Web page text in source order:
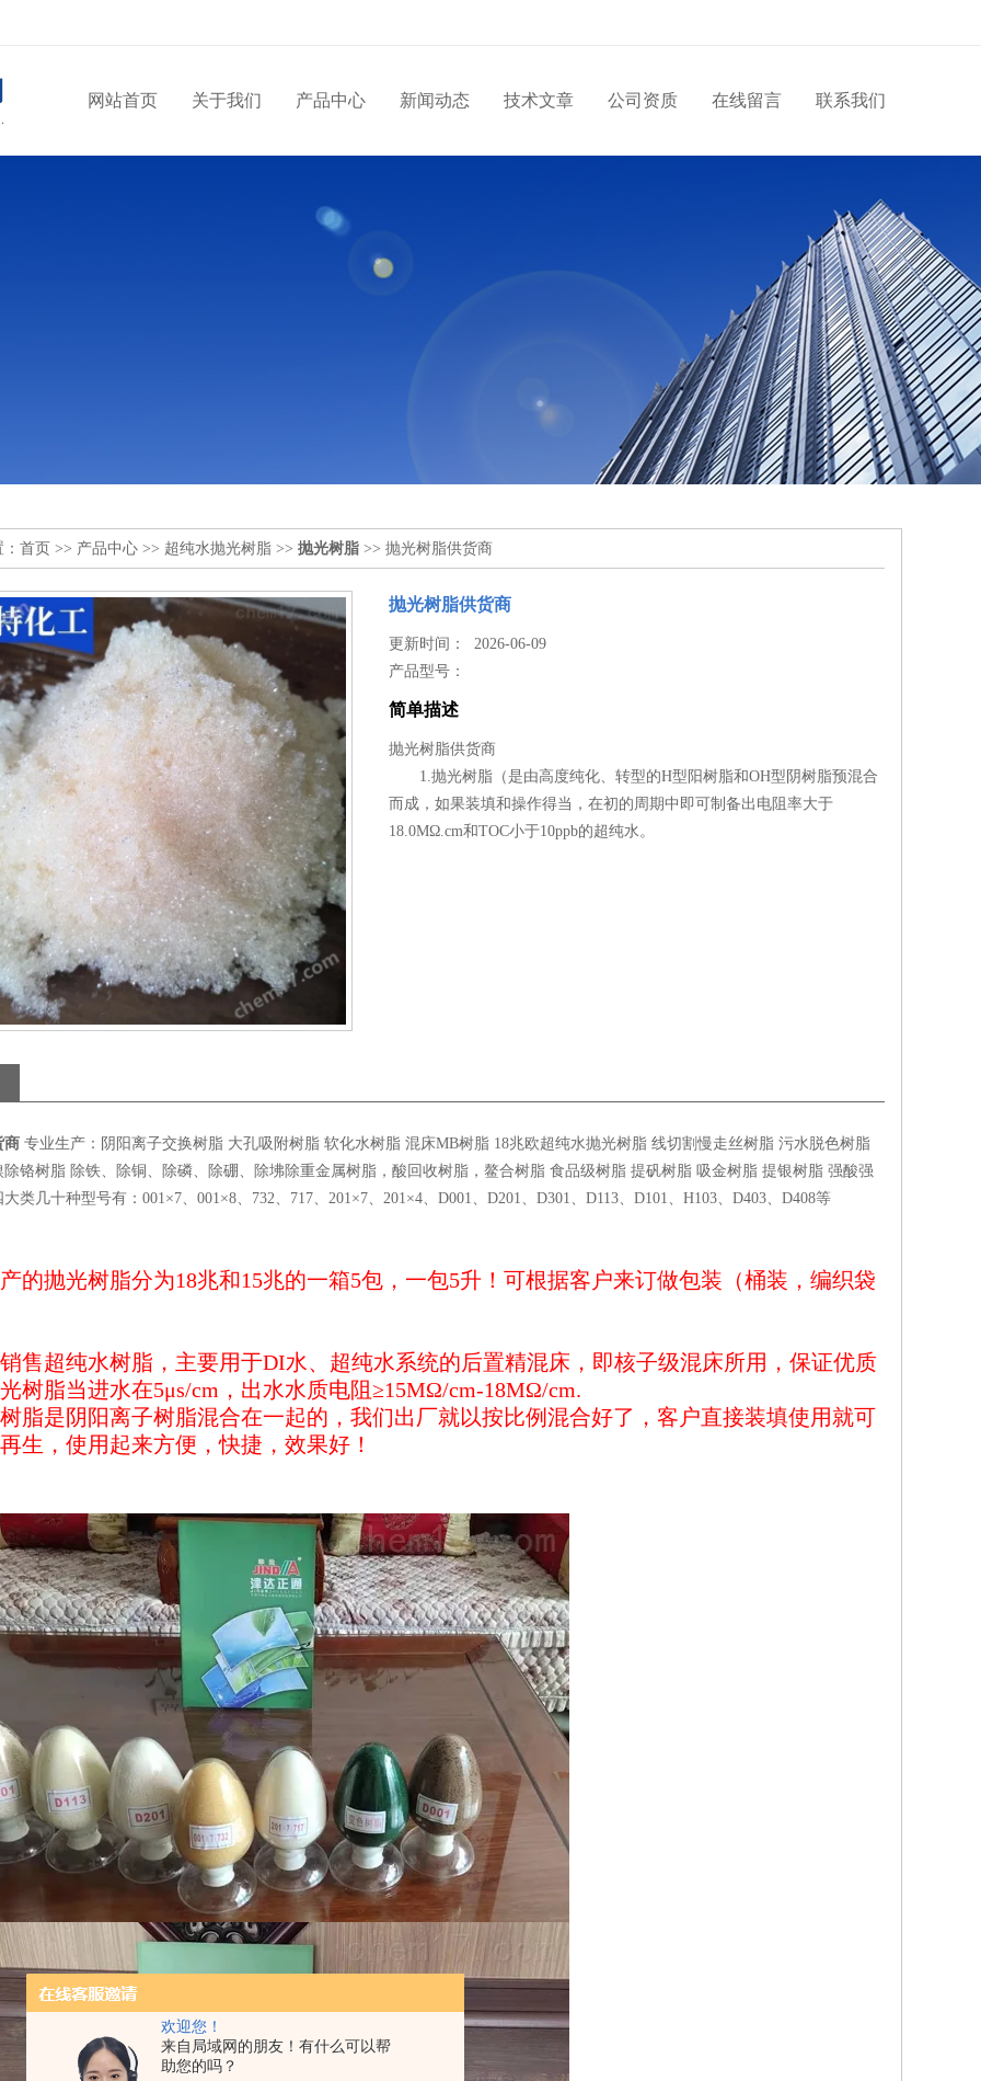
欢迎您！
来自局域网的朋友！有什么可以帮
助您的吗？
网站首页 关于我们 产品中心 新闻动态 技术文章 公司资质 在线留言 联系我们
首页 >> 产品中心 >> 超纯水抛光树脂 >> 抛光树脂 >> 抛光树脂供货商
抛光树脂供货商
更新时间： 2026-06-09
产品型号：
简单描述
抛光树脂供货商
1.抛光树脂（是由高度纯化、转型的H型阳树脂和OH型阴树脂预混合
而成，如果装填和操作得当，在初的周期中即可制备出电阻率大于
18.0MΩ.cm和TOC小于10ppb的超纯水。
商 专业生产：阴阳离子交换树脂 大孔吸附树脂 软化水树脂 混床MB树脂 18兆欧超纯水抛光树脂 线切割慢走丝树脂 污水脱色树脂
铬树脂 除铁、除铜、除磷、除硼、除坲除重金属树脂，酸回收树脂，鳌合树脂 食品级树脂 提矾树脂 吸金树脂 提银树脂 强酸强
类几十种型号有：001×7、001×8、732、717、201×7、201×4、D001、D201、D301、D113、D101、H103、D403、D408等
的抛光树脂分为18兆和15兆的一箱5包，一包5升 ！可根据客户来订做包装（桶装，编织袋
售超纯水树脂，主要用于DI水、超纯水系统的后置精混床，即核子级混床所用，保证优质
树脂当进水在5μs/cm ，出水水质电阻≥15MΩ/cm-18MΩ/cm.
脂是阴阳离子树脂混合在一起的，我们出厂就以按比例混合好了，客户直接装填使用就可
生，使用起来方便，快捷，效果好！